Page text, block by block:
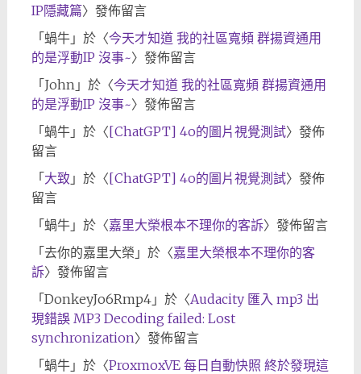
IP隱藏篇〉發佈留言
「 蝸牛」於〈今天才知道 我的社區寬頻 群揚資通用
的是浮動IP 沒事~〉發佈留言
「 John」於〈今天才知道 我的社區寬頻 群揚資通用
的是浮動IP 沒事~〉發佈留言
「 蝸牛」於〈[ChatGPT] 4o的圖片視覺測試〉發佈
留言
「 大致 」於〈[ChatGPT] 4o的圖片視覺測試〉發佈
留言
「 蝸牛」於〈嘉里大榮根本不理你的客訴〉發佈留言
「 去你的嘉里大榮 」於〈嘉里大榮根本不理你的客
訴〉發佈留言
「 DonkeyJo6Rmp4」於〈Audacity 匯入 mp3 出
現錯誤 MP3 Decoding failed: Lost
synchronization〉發佈留言
「 蝸牛」於〈ProxmoxVE 每日自動快照 終於發現這